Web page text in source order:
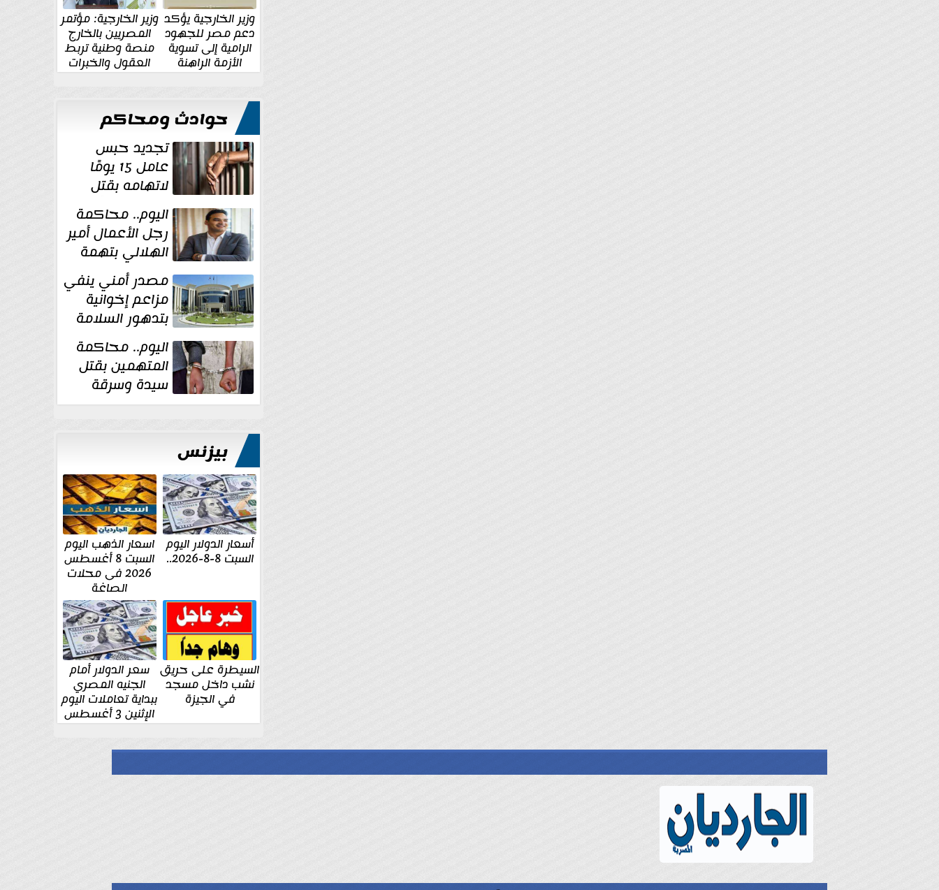
وزير الخارجية يؤكد
دعم مصر للجهود
الرامية إلى تسوية
الأزمة الراهنة
وزير الخارجية: مؤتمر
المصريين بالخارج
منصة وطنية تربط
العقول والخبرات
المصرية بالدولة
حوادث ومحاكم
تجديد حبس
عامل 15 يومًا
لاتهامه بقتل
زوجته طعنًا
داخل مسكنهما بشبرا...
اليوم.. محاكمة
رجل الأعمال أمير
الهلالي بتهمة
غسل الأموال
مصدر أمني ينفي
مزاعم إخوانية
بتدهور السلامة
الإنشائية لأحد
مراكز الإصلاح والتأهيل
اليوم.. محاكمة
المتهمين بقتل
سيدة وسرقة
ذهبها في بولاق
بيزنس
أسعار الدولار اليوم
السبت 8-8-2026..
اسعار الذهب اليوم
السبت 8 أغسطس
2026 فى محلات
الصاغة
السيطرة على حريق
نشب داخل مسجد
في الجيزة
سعر الدولار أمام
الجنيه المصري
ببداية تعاملات اليوم
الإثنين 3 أغسطس